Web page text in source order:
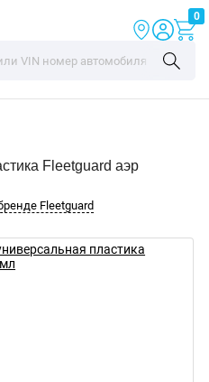
0
Fleetguard аэр
Fleetguard